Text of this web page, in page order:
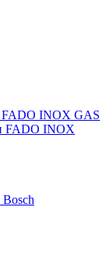
FADO INOX GAS
FADO INOX
Bosch